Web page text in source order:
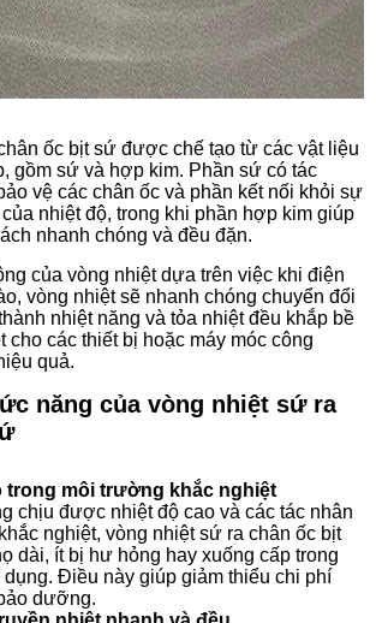
ốc bịt sứ được chế tạo từ các vật liệu
gồm sứ và hợp kim. Phần sứ có tác
vệ các chân ốc và phần kết nối khỏi sự
nhiệt độ, trong khi phần hợp kim giúp
nhanh chóng và đều đặn.
của vòng nhiệt dựa trên việc khi điện
vòng nhiệt sẽ nhanh chóng chuyển đổi
nhiệt năng và tỏa nhiệt đều khắp bề
cho các thiết bị hoặc máy móc công
quả.
năng của vòng nhiệt sứ ra
trong môi trường khắc nghiệt
chịu được nhiệt độ cao và các tác nhân
nghiệt, vòng nhiệt sứ ra chân ốc bịt
dài, ít bị hư hỏng hay xuống cấp trong
Điều này giúp giảm thiểu chi phí
dưỡng.